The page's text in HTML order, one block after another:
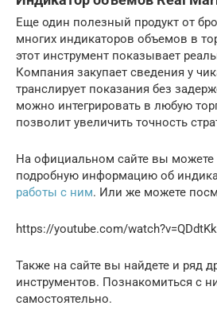
Еще один полезный продукт от
многих индикаторов объемов в
этот инструмент показывает
Компания закупает сведения у
транслирует показания без
можно интегрировать в любую
позволит увеличить точность
На официальном сайте вы можете
подробную информацию об
работы с ним. Или же можете
https://youtube.com/
Также на сайте вы найдете и ряд
инструментов. Познакомиться с
самостоятельно.